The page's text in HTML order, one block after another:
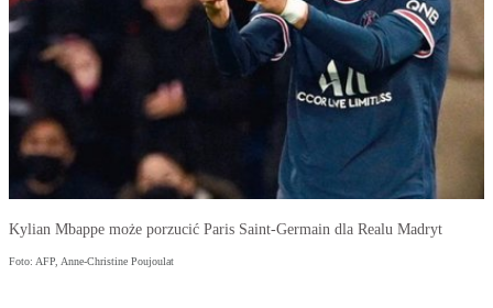
Kylian Mbappe może porzucić Paris Saint-Germain dla Realu Madryt
Foto: AFP, Anne-Christine Poujoulat